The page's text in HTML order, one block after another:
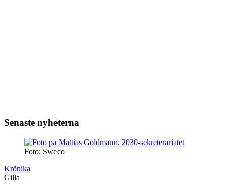
Senaste nyheterna
Foto: Sweco
Krönika
Gilla